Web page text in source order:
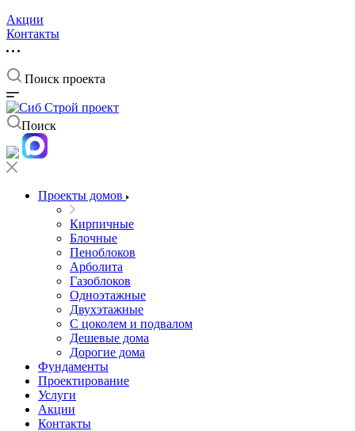
Акции
Контакты
Поиск проекта
Поиск
Проекты домов
Кирпичные
Блочные
Пеноблоков
Арболита
Газоблоков
Одноэтажные
Двухэтажные
С цоколем и подвалом
Дешевые дома
Дорогие дома
Фундаменты
Проектирование
Услуги
Акции
Контакты